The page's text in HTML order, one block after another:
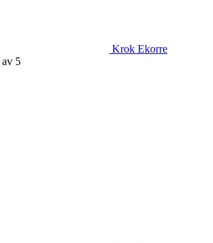
Krok Ekorre
av 5